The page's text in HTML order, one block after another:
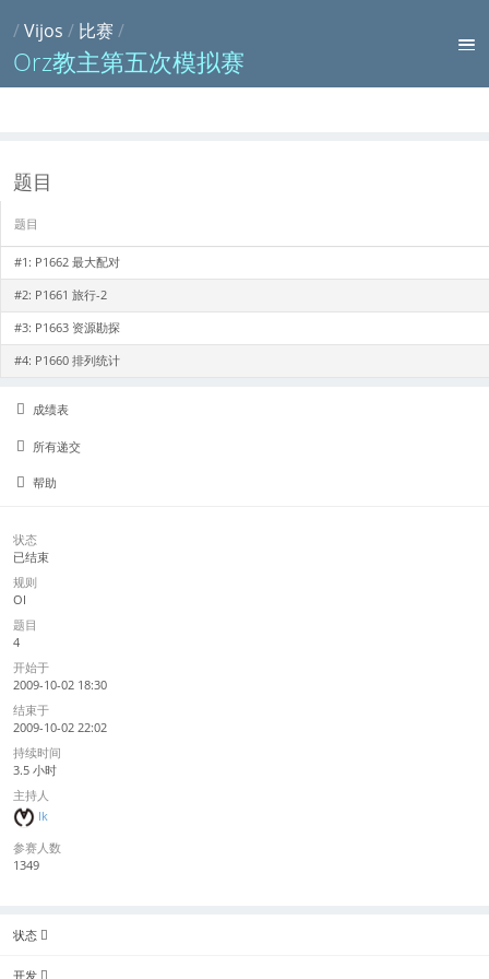
/Vijos / 比赛 /
Orz教主第五次模拟赛
题目
题目
#1: P1662 最大配对
#2: P1661 旅行-2
#3: P1663 资源勘探
#4: P1660 排列统计
成绩表
所有递交
帮助
状态
已结束
规则
OI
题目
4
开始于
2009-10-02 18:30
结束于
2009-10-02 22:02
持续时间
3.5 小时
主持人
lk
参赛人数
1349
状态
开发